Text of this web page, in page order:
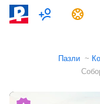
Пазли